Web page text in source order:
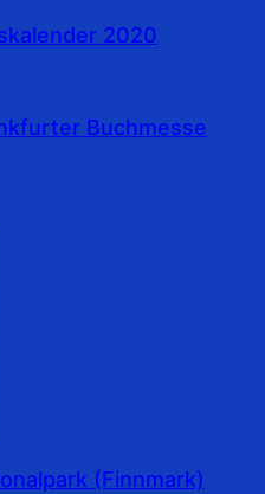
2020
Buchmesse
(Finnmark)